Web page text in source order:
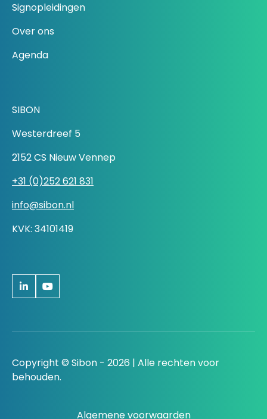
Signopleidingen
Over ons
Agenda
SIBON
Westerdreef 5
2152 CS Nieuw Vennep
+31 (0)252 621 831
info@sibon.nl
KVK: 34101419
Copyright © Sibon - 2026 | Alle rechten voor
behouden.
Algemene voorwaarden